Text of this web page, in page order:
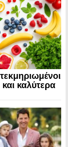
καλύτερα